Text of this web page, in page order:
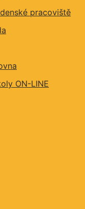
pracoviště
ON-LINE